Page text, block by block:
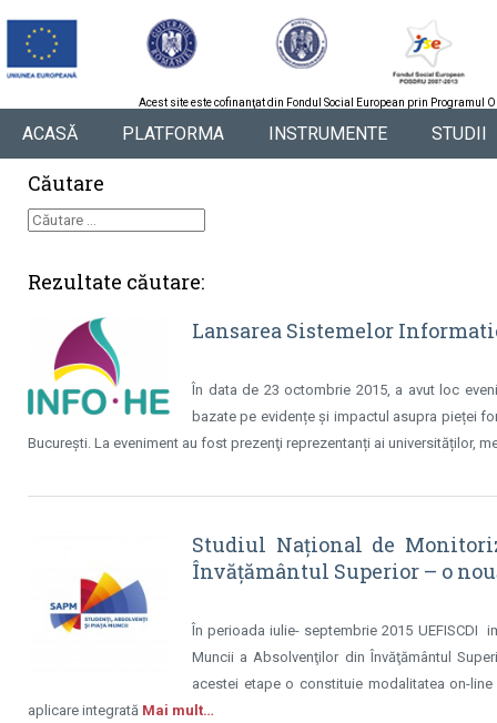
Acest site este cofinanţat din Fondul Social European prin Programul
ACASĂ PLATFORMA INSTRUMENTE STUDII
Căutare
Rezultate căutare:
Lansarea Sistemelor
În data de 23 octombrie 2015, a avut loc
bazate pe evidențe și impactul asupra pieței
București. La eveniment au fost prezenţi reprezentanți ai universităților,
Studiul Naţional de
Învăţământul Superior – o
În perioada iulie- septembrie 2015 UEFISCDI
Muncii a Absolvenţilor din Învăţământul
acestei etape o constituie modalitatea on-
aplicare integrată Mai mult…